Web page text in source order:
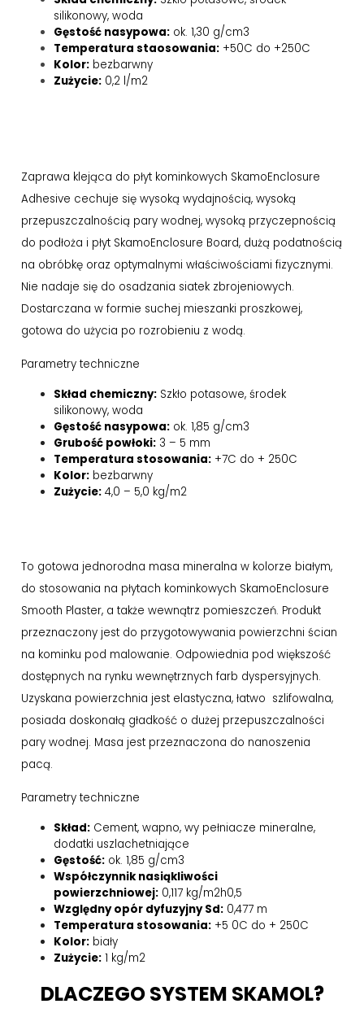
silikonowy, woda
Gęstość nasypowa: ok. 1,30 g/cm3
Temperatura staosowania: +50C do +250C
Kolor: bezbarwny
Zużycie: 0,2 l/m2
Zaprawa klejąca do płyt kominkowych SkamoEnclosure
Adhesive cechuje się wysoką wydajnością, wysoką
przepuszczalnością pary wodnej, wysoką przyczepnością
do podłoża i płyt SkamoEnclosure Board, dużą podatnością
na obróbkę oraz optymalnymi właściwościami fizycznymi.
Nie nadaje się do osadzania siatek zbrojeniowych.
Dostarczana w formie suchej mieszanki proszkowej,
gotowa do użycia po rozrobieniu z wodą.
Parametry techniczne
Skład chemiczny: Szkło potasowe, środek
silikonowy, woda
Gęstość nasypowa: ok. 1,85 g/cm3
Grubość powłoki: 3 – 5 mm
Temperatura stosowania: +7C do + 250C
Kolor: bezbarwny
Zużycie: 4,0 – 5,0 kg/m2
To gotowa jednorodna masa mineralna w kolorze białym,
do stosowania na płytach kominkowych SkamoEnclosure
Smooth Plaster, a także wewnątrz pomieszczeń. Produkt
przeznaczony jest do przygotowywania powierzchni ścian
na kominku pod malowanie. Odpowiednia pod większość
dostępnych na rynku wewnętrznych farb dyspersyjnych.
Uzyskana powierzchnia jest elastyczna, łatwo szlifowalna,
posiada doskonałą gładkość o dużej przepuszczalności
pary wodnej. Masa jest przeznaczona do nanoszenia
pacą.
Parametry techniczne
Skład: Cement, wapno, wy pełniacze mineralne,
dodatki uszlachetniające
Gęstość: ok. 1,85 g/cm3
Współczynnik nasiąkliwości
powierzchniowej: 0,117 kg/m2h0,5
Względny opór dyfuzyjny Sd: 0,477 m
Temperatura stosowania: +5 0C do + 250C
Kolor: biały
Zużycie: 1 kg/m2
DLACZEGO SYSTEM SKAMOL?